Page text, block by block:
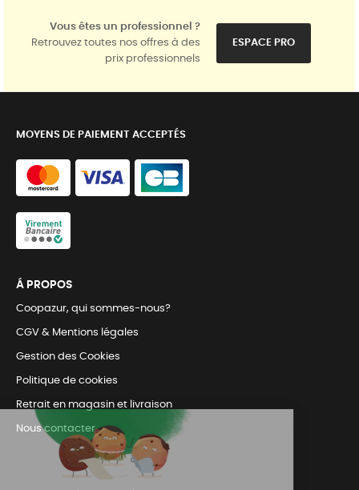
Vous êtes un professionnel ?
Retrouvez toutes nos offres à des
prix professionnels
ESPACE PRO
MOYENS DE PAIEMENT ACCEPTÉS
Á PROPOS
Coopazur, qui sommes-nous?
CGV & Mentions légales
Gestion des Cookies
Politique de cookies
Retrait en magasin et livraison
Nous contacter